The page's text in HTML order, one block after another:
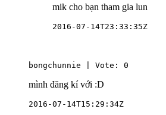
mik cho bạn tham gia lun
2016-07-14T23:33:35Z
bongchunnie | Vote: 0
mình đăng kí với :D
2016-07-14T15:29:34Z